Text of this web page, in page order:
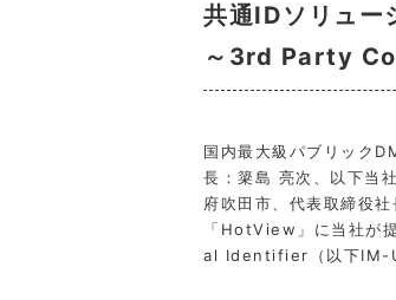
共通IDソリュ
～3rd Party
国内最大級パブリック
長：簗島 亮次、以下当
府吹田市、代表取締役
「HotView」に当社が
al Identifier（以下IM-